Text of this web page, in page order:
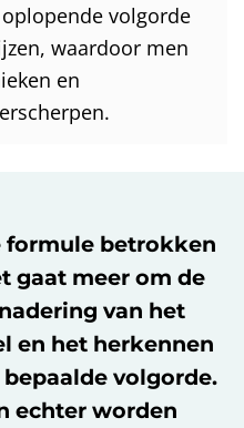
volgorde
waardoor men
en
formule betrokken
gaat meer om de
van het
en het herkennen
volgorde.
echter worden